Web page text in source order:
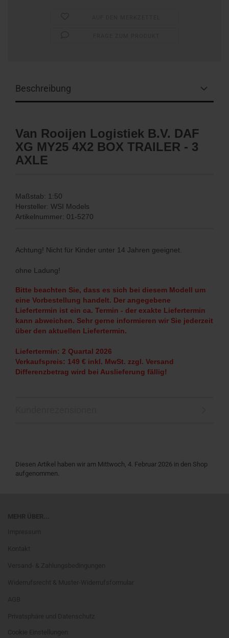
Beschreibung
Van Rooijen Logistiek B.V. DAF
XG MY25 4X2 BOX TRAILER - 3
AXLE
Maßstab: 1:50
Hersteller: WSI Models
Artikelnummer: 01-5270
Achtung! Nicht für Kinder unter 14 Jahren geeignet.
ohne Ladung!
Bitte beachten Sie, dass es sich bei diesem Modell um
eine Vorbestellung handelt. Der angegebene
Liefertermin ist ein ca. Termin - der exakte Liefertermin
kann abweichen. Sehr gerne informieren wir Sie jederzeit
über den aktuellen Liefertermin.
Liefertermin: 2 Quartal 2026
Verkaufspreis: 149 € inkl. MwSt. zzgl. Versand
Differenzbetrag wird bei Auslieferung fällig!
Diesen Artikel haben wir am Mittwoch, 4. Februar 2026 in den Shop
aufgenommen.